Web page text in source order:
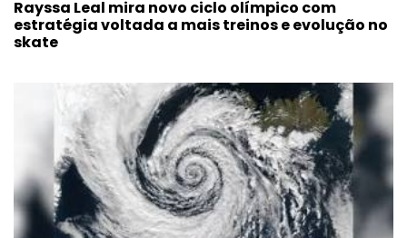
Rayssa Leal mira novo ciclo olímpico com
estratégia voltada a mais treinos e evolução no
skate